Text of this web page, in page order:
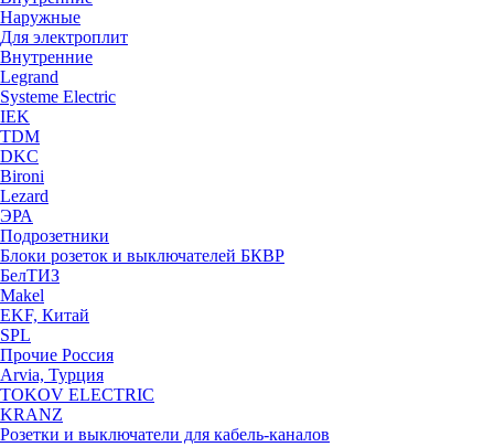
Наружные
Для электроплит
Внутренние
Legrand
Systeme Electric
IEK
TDM
DKC
Bironi
Lezard
ЭРА
Подрозетники
Блоки розеток и выключателей БКВР
БелТИЗ
Makel
EKF, Китай
SPL
Прочие Россия
Arvia, Турция
TOKOV ELECTRIC
KRANZ
Розетки и выключатели для кабель-каналов